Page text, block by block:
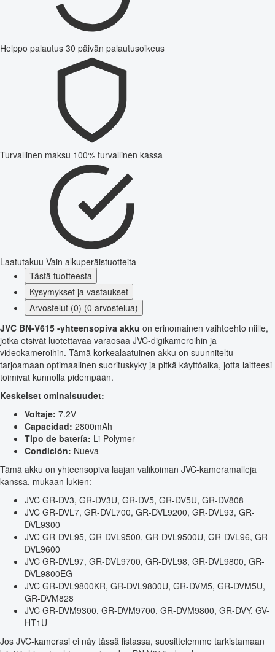
Helppo palautus 30 päivän palautusoikeus
Turvallinen maksu 100% turvallinen kassa
Laatutakuu Vain alkuperäistuotteita
Tästä tuotteesta
Kysymykset ja vastaukset
Arvostelut (0) (0 arvostelua)
JVC BN-V615 -yhteensopiva akku on erinomainen vaihtoehto niille,
jotka etsivät luotettavaa varaosaa JVC-digikameroihin ja
videokameroihin. Tämä korkealaatuinen akku on suunniteltu
tarjoamaan optimaalinen suorituskyky ja pitkä käyttöaika, jotta laitteesi
toimivat kunnolla pidempään.
Keskeiset ominaisuudet:
Voltaje: 7.2V
Capacidad: 2800mAh
Tipo de batería: Li-Polymer
Condición: Nueva
Tämä akku on yhteensopiva laajan valikoiman JVC-kameramalleja
kanssa, mukaan lukien:
JVC GR-DV3, GR-DV3U, GR-DV5, GR-DV5U, GR-DV808
JVC GR-DVL7, GR-DVL700, GR-DVL9200, GR-DVL93, GR-
DVL9300
JVC GR-DVL95, GR-DVL9500, GR-DVL9500U, GR-DVL96, GR-
DVL9600
JVC GR-DVL97, GR-DVL9700, GR-DVL98, GR-DVL9800, GR-
DVL9800EG
JVC GR-DVL9800KR, GR-DVL9800U, GR-DVM5, GR-DVM5U,
GR-DVM828
JVC GR-DVM9300, GR-DVM9700, GR-DVM9800, GR-DVY, GV-
HT1U
Jos JVC-kamerasi ei näy tässä listassa, suosittelemme tarkistamaan